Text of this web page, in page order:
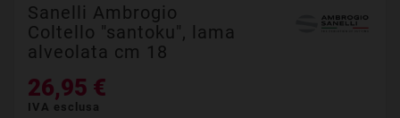
Sanelli Ambrogio
Coltello "santoku", lama
alveolata cm 18
26,95 €
IVA esclusa